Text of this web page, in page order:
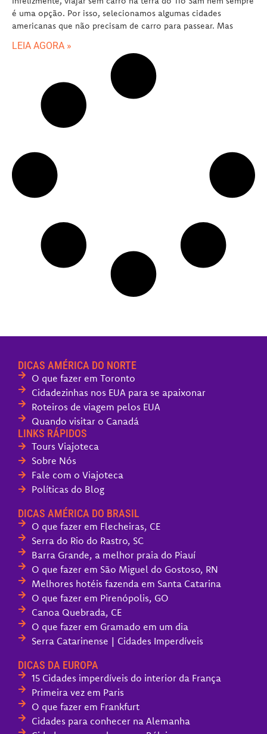
é uma opção. Por isso, selecionamos algumas cidades
americanas que não precisam de carro para passear. Mas
LEIA AGORA »
DICAS AMÉRICA DO NORTE
O que fazer em Toronto
Cidadezinhas nos EUA para se apaixonar
Roteiros de viagem pelos EUA
Quando visitar o Canadá
LINKS RÁPIDOS
Tours Viajoteca
Sobre Nós
Fale com o Viajoteca
Políticas do Blog
DICAS AMÉRICA DO BRASIL
O que fazer em Flecheiras, CE
Serra do Rio do Rastro, SC
Barra Grande, a melhor praia do Piauí
O que fazer em São Miguel do Gostoso, RN
Melhores hotéis fazenda em Santa Catarina
O que fazer em Pirenópolis, GO
Canoa Quebrada, CE
O que fazer em Gramado em um dia
Serra Catarinense | Cidades Imperdíveis
DICAS DA EUROPA
15 Cidades imperdíveis do interior da França
Primeira vez em Paris
O que fazer em Frankfurt
Cidades para conhecer na Alemanha